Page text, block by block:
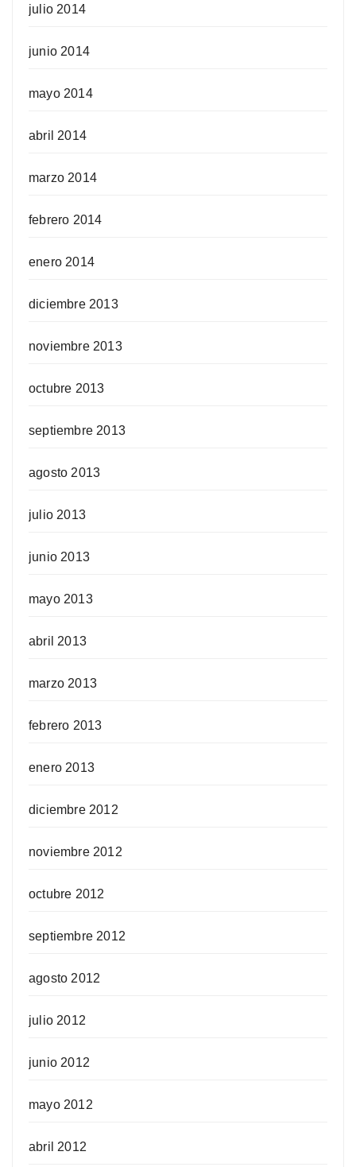
julio 2014
junio 2014
mayo 2014
abril 2014
marzo 2014
febrero 2014
enero 2014
diciembre 2013
noviembre 2013
octubre 2013
septiembre 2013
agosto 2013
julio 2013
junio 2013
mayo 2013
abril 2013
marzo 2013
febrero 2013
enero 2013
diciembre 2012
noviembre 2012
octubre 2012
septiembre 2012
agosto 2012
julio 2012
junio 2012
mayo 2012
abril 2012